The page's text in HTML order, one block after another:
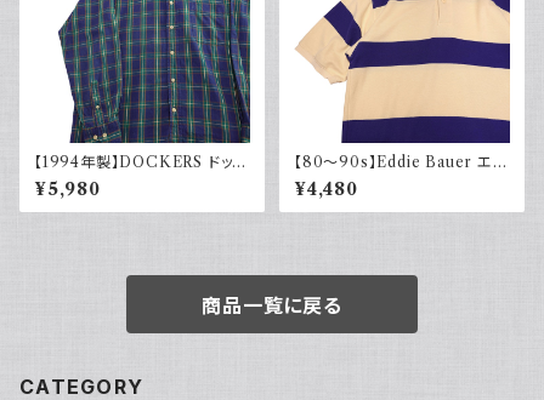
【1994年製】DOCKERS ドッカ
ーズ チェックシャツ ボタンダウ
ン 古着 アメカジ リーバイス 長
袖
¥5,980
【80～90s】Eddie Bauer エデ
ィバウアー ポロシャツ 太ボーダ
ー 黒タグ
¥4,480
商品一覧に戻る
CATEGORY